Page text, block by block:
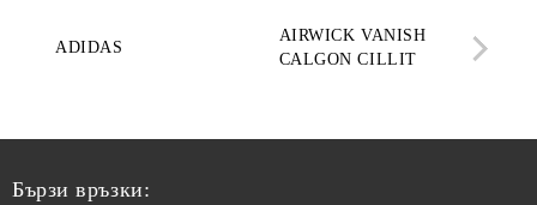
ADIDAS
AIRWICK VANISH
CALGON CILLIT
Бързи връзки: